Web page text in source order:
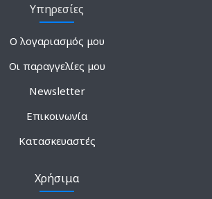
Υπηρεσίες
Ο λογαριασμός μου
Οι παραγγελίες μου
Newsletter
Επικοινωνία
Κατασκευαστές
Χρήσιμα